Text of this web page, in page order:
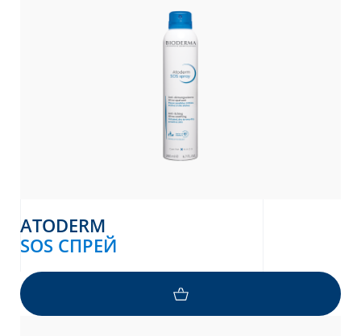
ATODERM
SOS СПРЕЙ